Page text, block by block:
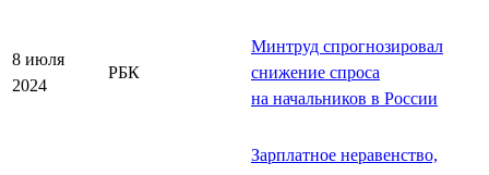
8 июля
2024
РБК
Минтруд спрогнозировал
снижение спроса
на начальников в России
Зарплатное неравенство,